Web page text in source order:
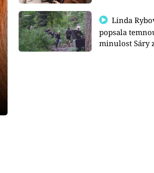
Linda Rybová
popsala
minulost Sáry